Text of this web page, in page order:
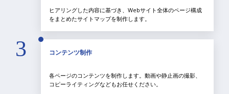
ヒアリングした内容に基づき、Webサイト全体のページ構成
をまとめたサイトマップを制作します。
3 コンテンツ制作
各ページのコンテンツを制作します。動画や静止画の撮影、
コピーライティングなどもお任せください。